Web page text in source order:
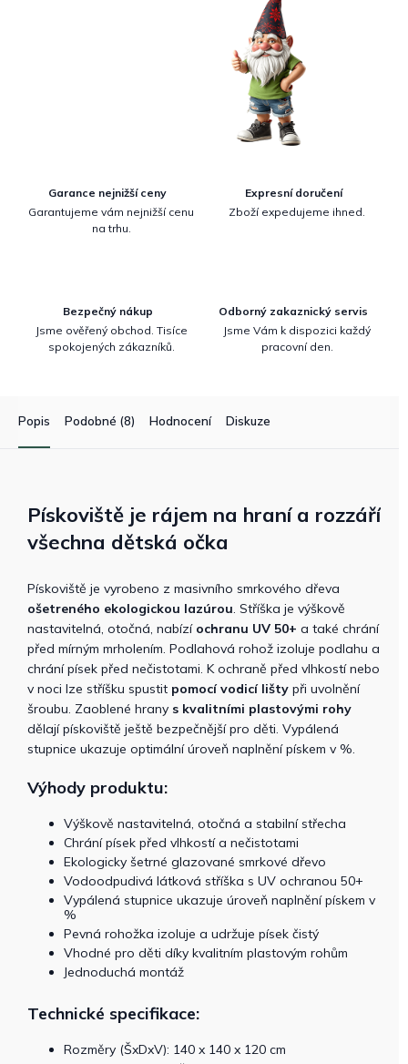
Garance nejnižší ceny
Garantujeme vám nejnižší cenu
na trhu.
Expresní doručení
Zboží expedujeme ihned.
Bezpečný nákup
Jsme ověřený obchod. Tisíce
spokojených zákazníků.
Odborný zakaznický servis
Jsme Vám k dispozici každý
pracovní den.
Popis Podobné (8) Hodnocení Diskuze
Pískoviště je rájem na hraní a rozzáří
všechna dětská očka
Pískoviště je vyrobeno z masivního smrkového dřeva
ošetreného ekologickou lazúrou. Stříška je výškově
nastavitelná, otočná, nabízí ochranu UV 50+ a také chrání
před mírným mrholením. Podlahová rohož izoluje podlahu a
chrání písek před nečistotami. K ochraně před vlhkostí nebo
v noci lze stříšku spustit pomocí vodicí lišty při uvolnění
šroubu. Zaoblené hrany s kvalitními plastovými rohy
dělají pískoviště ještě bezpečnější pro děti. Vypálená
stupnice ukazuje optimální úroveň naplnění pískem v %.
Výhody produktu:
Výškově nastavitelná, otočná a stabilní střecha
Chrání písek před vlhkostí a nečistotami
Ekologicky šetrné glazované smrkové dřevo
Vodoodpudivá látková stříška s UV ochranou 50+
Vypálená stupnice ukazuje úroveň naplnění pískem v
%
Pevná rohožka izoluje a udržuje písek čistý
Vhodné pro děti díky kvalitním plastovým rohům
Jednoduchá montáž
Technické specifikace:
Rozměry (ŠxDxV): 140 x 140 x 120 cm